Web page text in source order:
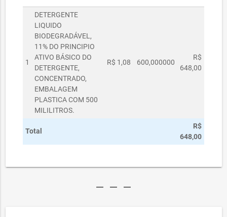
1
DETERGENTE
LIQUIDO
BIODEGRADÁVEL,
11% DO PRINCIPIO
ATIVO BÁSICO DO
DETERGENTE,
CONCENTRADO,
EMBALAGEM
PLASTICA COM 500
MILILITROS.
R$ 1,08 600,000000
R$
648,00
Total
R$
648,00
remove remove remove